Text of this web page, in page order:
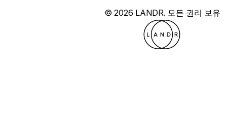
© 2026 LANDR. 모든 권리 보유